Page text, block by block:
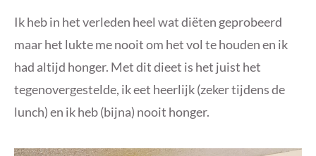
Ik heb in het verleden heel wat diëten geprobeerd
maar het lukte me nooit om het vol te houden en ik
had altijd honger. Met dit dieet is het juist het
tegenovergestelde, ik eet heerlijk (zeker tijdens de
lunch) en ik heb (bijna) nooit honger.